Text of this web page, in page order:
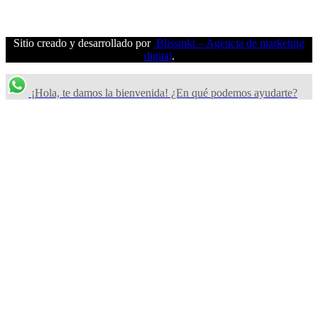
Sitio creado y desarrollado por Blissmkt – Agencia de marketing
digital.
¡Hola, te damos la bienvenida! ¿En qué podemos ayudarte?